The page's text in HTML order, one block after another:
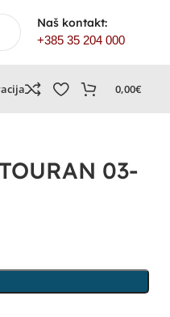
Naš kontakt:
+385 35 204 000
0,00€
03-